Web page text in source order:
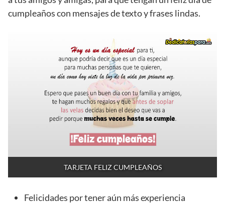
cumpleaños con mensajes de texto y frases lindas.
TARJETA FELIZ CUMPLEAÑOS
Felicidades por tener aún más experiencia